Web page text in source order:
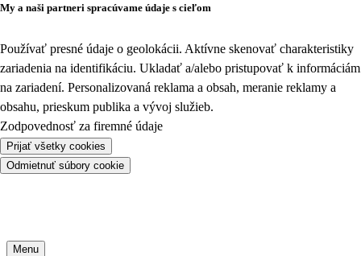
My a naši partneri spracúvame údaje s cieľom
Používať presné údaje o geolokácii. Aktívne skenovať charakteristiky
zariadenia na identifikáciu. Ukladať a/alebo pristupovať k informáciám
na zariadení. Personalizovaná reklama a obsah, meranie reklamy a
obsahu, prieskum publika a vývoj služieb.
Zodpovednosť za firemné údaje
Prijať všetky cookies
Odmietnuť súbory cookie
Menu